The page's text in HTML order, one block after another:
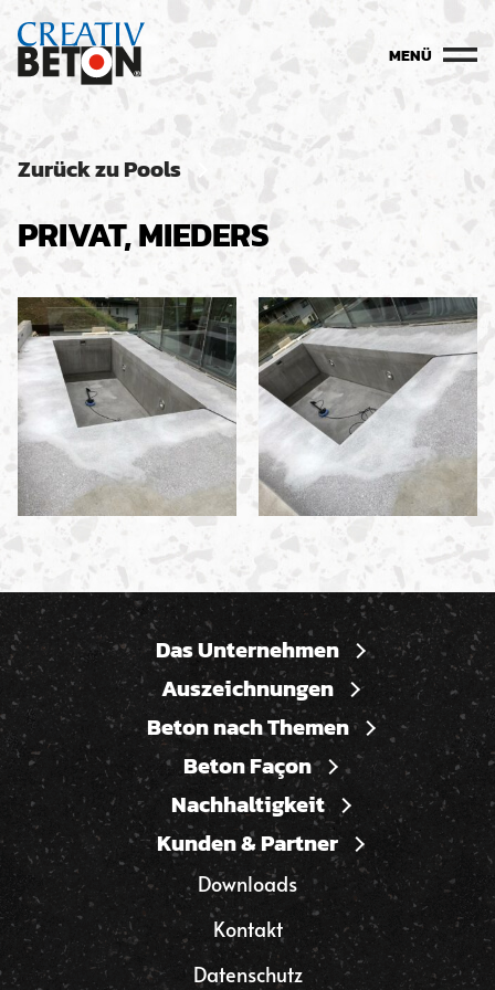
MENÜ
Zurück zu Pools
PRIVAT, MIEDERS
Das Unternehmen
Auszeichnungen
Beton nach Themen
Beton Façon
Nachhaltigkeit
Kunden & Partner
Downloads
Kontakt
Datenschutz